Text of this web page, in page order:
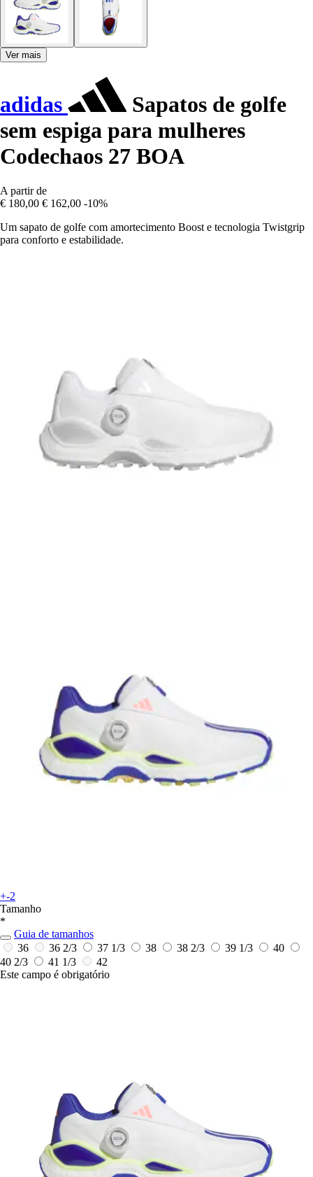
Ver mais
adidas
Sapatos de golfe
sem espiga para mulheres
Codechaos 27 BOA
A partir de
€ 180,00 € 162,00 -10%
Um sapato de golfe com amortecimento Boost e tecnologia Twistgrip
para conforto e estabilidade.
+-2
Tamanho
*
Guia de tamanhos
36
36 2/3 37 1/3 38 38 2/3 39 1/3
40
40 2/3
41 1/3
42
Este campo é obrigatório